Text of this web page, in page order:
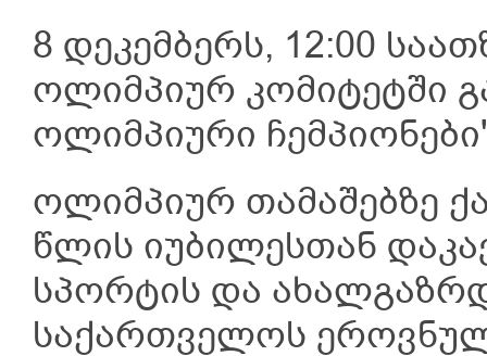
8 დეკემბერს, 12:00
ოლიმპიურ კომიტეტში
ოლიმპიური
ოლიმპიურ თამაშებზე
წლის იუბილესთან
სპორტის და
საქართველოს